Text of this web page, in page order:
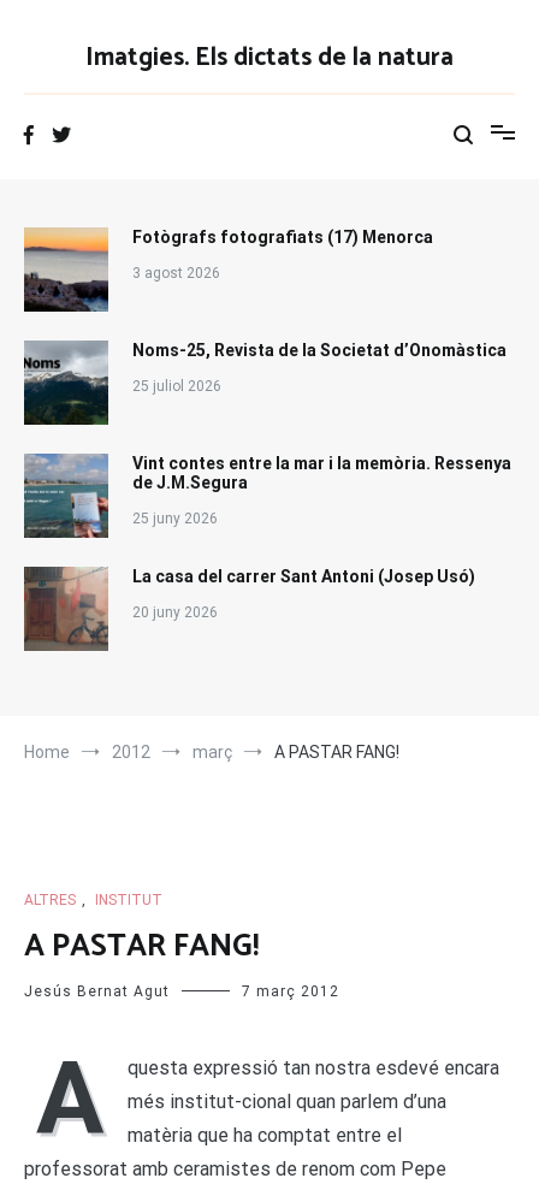
Imatgies. Els dictats de la natura
Fotògrafs fotografiats (17) Menorca
3 agost 2026
Noms-25, Revista de la Societat d’Onomàstica
25 juliol 2026
Vint contes entre la mar i la memòria. Ressenya
de J.M.Segura
25 juny 2026
La casa del carrer Sant Antoni (Josep Usó)
20 juny 2026
Home 2012 març A PASTAR FANG!
ALTRES , INSTITUT
A PASTAR FANG!
Jesús Bernat Agut 7 març 2012
A
questa expressió tan nostra esdevé encara
més institut-cional quan parlem d’una
matèria que ha comptat entre el
professorat amb ceramistes de renom com Pepe